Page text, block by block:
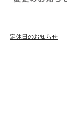
定休日のお知らせ